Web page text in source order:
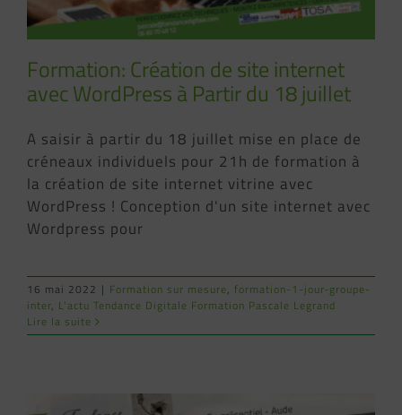
Formation: Création de site internet
avec WordPress à Partir du 18 juillet
A saisir à partir du 18 juillet mise en place de
créneaux individuels pour 21h de formation à
la création de site internet vitrine avec
WordPress ! Conception d'un site internet avec
Wordpress pour
16 mai 2022 | Formation sur mesure, formation-1-jour-groupe-
inter, L'actu Tendance Digitale Formation Pascale Legrand
Lire la suite